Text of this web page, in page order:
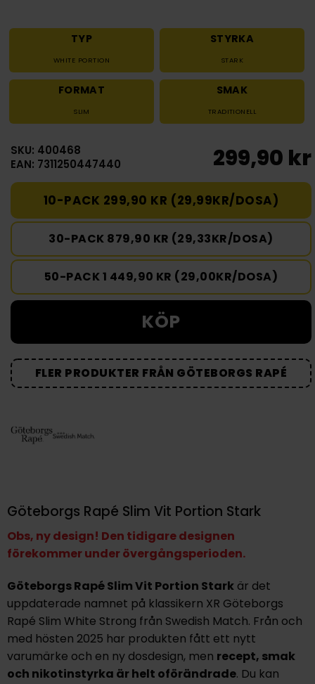
TYP
WHITE PORTION
STYRKA
STARK
FORMAT
SLIM
SMAK
TRADITIONELL
SKU: 400468
EAN: 7311250447440
299,90 kr
10-PACK 299,90 KR (29,99KR/DOSA)
30-PACK 879,90 KR (29,33KR/DOSA)
50-PACK 1 449,90 KR (29,00KR/DOSA)
KÖP
FLER PRODUKTER FRÅN GÖTEBORGS RAPÉ
Göteborgs Rapé Slim Vit Portion Stark
Obs, ny design! Den tidigare designen
förekommer under övergångsperioden.
Göteborgs Rapé Slim Vit Portion Starkär det
uppdaterade namnet på klassikern XR Göteborgs
Rapé Slim White Strong från Swedish Match. Från och
med hösten 2025 har produkten fått ett nytt
varumärke och en ny dosdesign, men recept, smak
och nikotinstyrka är helt oförändrade. Du kan